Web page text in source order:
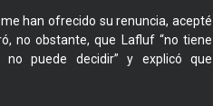
han ofrecido su renuncia, acepté
no obstante, que Lafluf “no tiene
no puede decidir” y explicó que